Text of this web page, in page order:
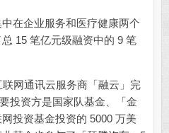
企业服务和医疗健康两个
15 笔亿元级融资中的 9 笔
联网通讯云服务商「融云」完
投资方是国家队基金、「金
投资基金投资的 5000 万美